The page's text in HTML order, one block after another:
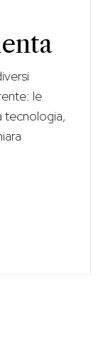
le
tecnologia,